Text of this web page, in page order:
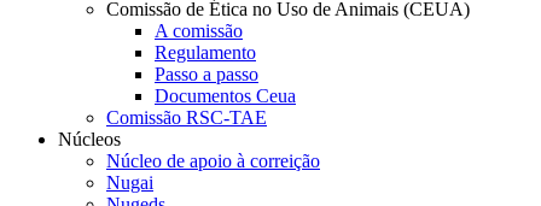
Comissão de Ética no Uso de Animais (CEUA)
A comissão
Regulamento
Passo a passo
Documentos Ceua
Comissão RSC-TAE
Núcleos
Núcleo de apoio à correição
Nugai